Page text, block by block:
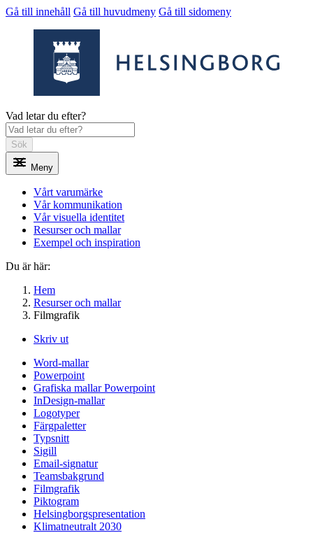
Gå till innehåll Gå till huvudmeny Gå till sidomeny
Vad letar du efter?
Sök
Meny
Vårt varumärke
Vår kommunikation
Vår visuella identitet
Resurser och mallar
Exempel och inspiration
Du är här:
Hem
Resurser och mallar
Filmgrafik
Skriv ut
Word-mallar
Powerpoint
Grafiska mallar Powerpoint
InDesign-mallar
Logotyper
Färgpaletter
Typsnitt
Sigill
Email-signatur
Teamsbakgrund
Filmgrafik
Piktogram
Helsingborgspresentation
Klimatneutralt 2030